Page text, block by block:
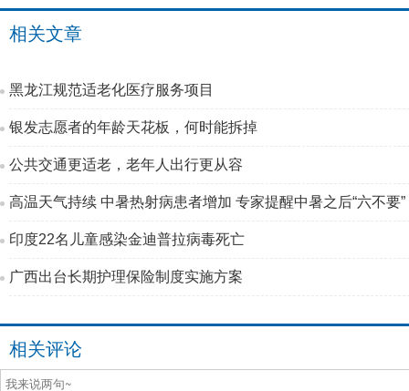
相关文章
黑龙江规范适老化医疗服务项目
银发志愿者的年龄天花板，何时能拆掉
公共交通更适老，老年人出行更从容
高温天气持续 中暑热射病患者增加 专家提醒中暑之后“六不要”
印度22名儿童感染金迪普拉病毒死亡
广西出台长期护理保险制度实施方案
相关评论